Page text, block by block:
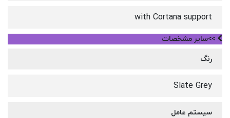
with Cortana support
>>سایر مشخصات
رنگ
Slate Grey
سیستم عامل